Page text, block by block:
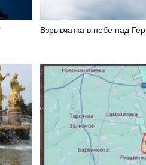
Взрывчатка в небе над